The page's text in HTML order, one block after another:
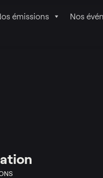
émissions Nos